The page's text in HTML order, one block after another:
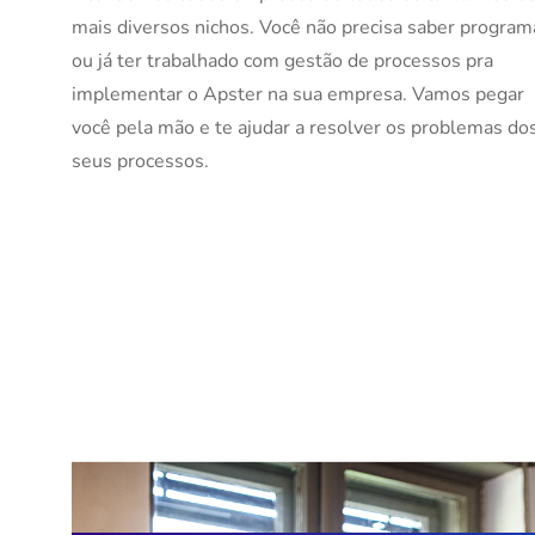
mais diversos nichos. Você não precisa saber
ou já ter trabalhado com gestão de processos pra
implementar o Apster na sua empresa. Vamos pegar
você pela mão e te ajudar a resolver os problemas
seus processos.